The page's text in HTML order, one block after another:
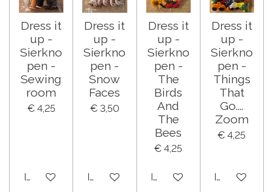
Dress it
up -
Sierkno
pen -
Sewing
room
€ 4,25
In winkelwagen
Dress it
up -
Sierkno
pen -
Snow
Faces
€ 3,50
In winkelwagen
Dress it
up -
Sierkno
pen -
The
Birds
And
The
Bees
€ 4,25
In winkelwagen
Dress it
up -
Sierkno
pen -
Things
That
Go....
Zoom
€ 4,25
In